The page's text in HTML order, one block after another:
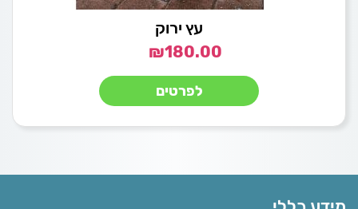
עץ ירוק
₪180.00
לפרטים